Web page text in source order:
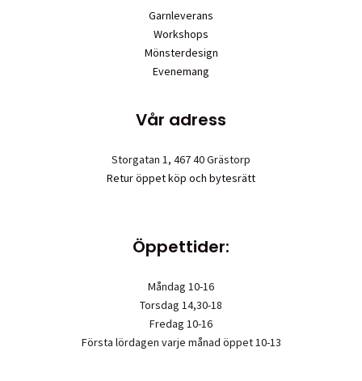
Garnleverans
Workshops
Mönsterdesign
Evenemang
Vår adress
Storgatan 1, 467 40 Grästorp
Retur öppet köp och bytesrätt
Öppettider:
Måndag 10-16
Torsdag 14,30-18
Fredag 10-16
Första lördagen varje månad öppet 10-13